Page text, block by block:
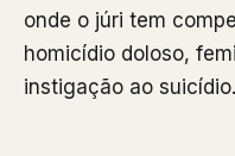
onde o júri tem
homicídio doloso,
instigação ao suicídio.